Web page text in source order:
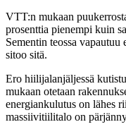
VTT:n mukaan
prosenttia pienempi kuin
Sementin teossa
sitoo sitä.
Ero hiilijalanjäljessä
mukaan otetaan
energiankulutus on lähes
massiivitiilitalo on